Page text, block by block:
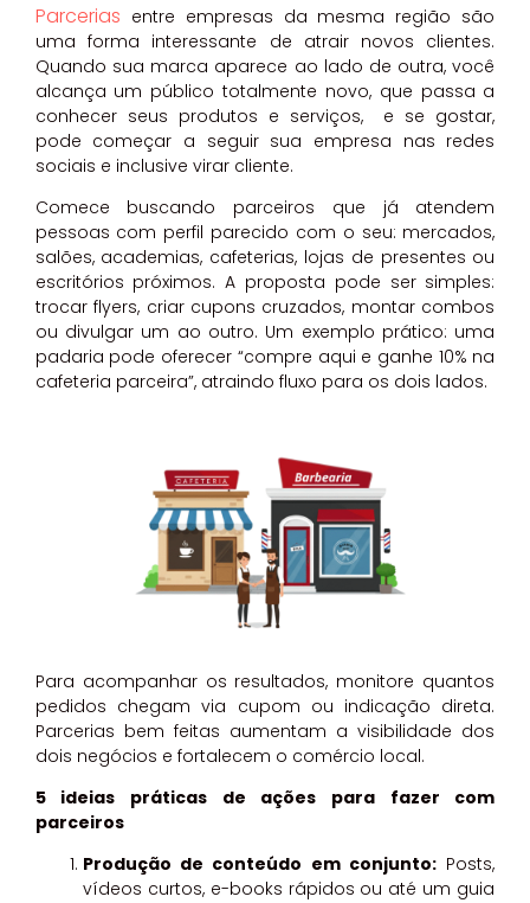
Parcerias entre empresas da mesma região são
uma forma interessante de atrair novos clientes.
Quando sua marca aparece ao lado de outra, você
alcança um público totalmente novo, que passa a
conhecer seus produtos e serviços, e se gostar,
pode começar a seguir sua empresa nas redes
sociais e inclusive virar cliente.
Comece buscando parceiros que já atendem
pessoas com perfil parecido com o seu: mercados,
salões, academias, cafeterias, lojas de presentes ou
escritórios próximos. A proposta pode ser simples:
trocar flyers, criar cupons cruzados, montar combos
ou divulgar um ao outro. Um exemplo prático: uma
padaria pode oferecer “compre aqui e ganhe 10% na
cafeteria parceira”, atraindo fluxo para os dois lados.
Para acompanhar os resultados, monitore quantos
pedidos chegam via cupom ou indicação direta.
Parcerias bem feitas aumentam a visibilidade dos
dois negócios e fortalecem o comércio local.
5 ideias práticas de ações para fazer com
parceiros
Produção de conteúdo em conjunto: Posts,
vídeos curtos, e-books rápidos ou até um guia